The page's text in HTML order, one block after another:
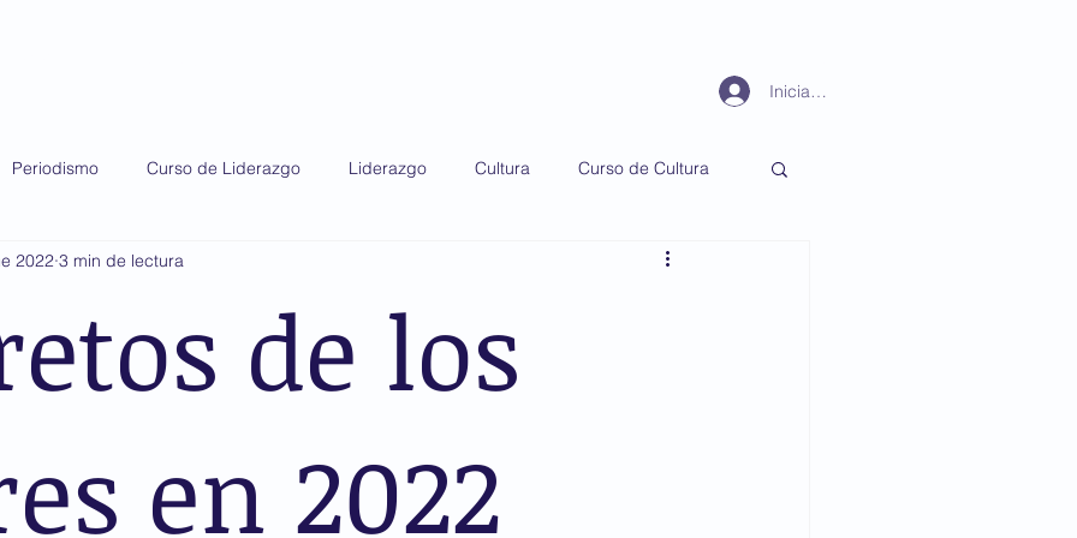
Iniciar sesión
Periodismo Curso de Liderazgo Liderazgo Cultura Curso de Cultura
de los
en 2022
2022 3 min de lectura